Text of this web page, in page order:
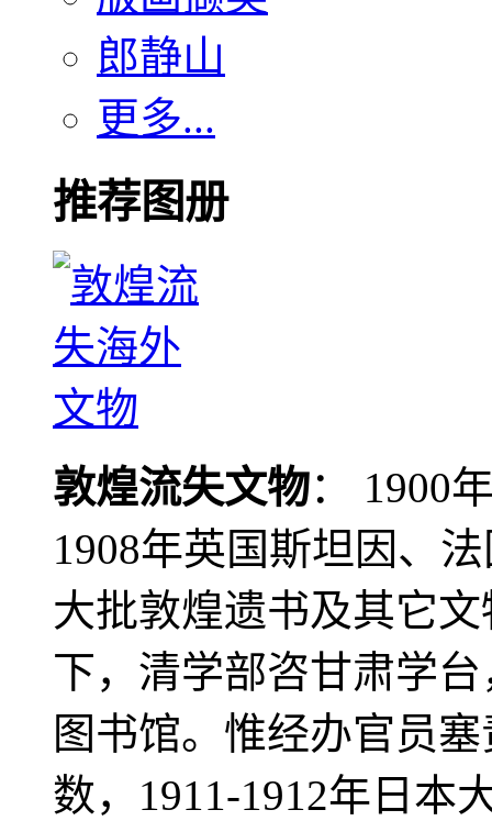
郎静山
更多...
推荐图册
敦煌流失文物： 1900
1908年英国斯坦因、
大批敦煌遗书及其它
下，清学部咨甘肃学
图书馆。惟经办官员
数，1911-1912年日本